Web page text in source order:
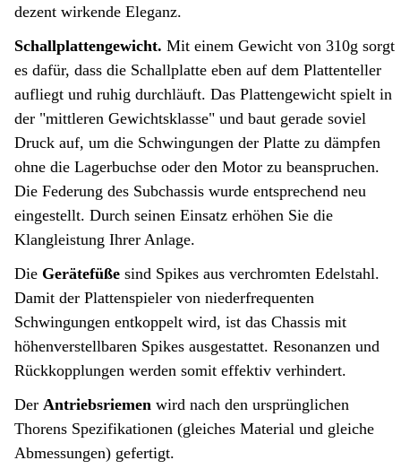
dezent wirkende Eleganz.
Schallplattengewicht. Mit einem Gewicht von 310g sorgt
es dafür, dass die Schallplatte eben auf dem Plattenteller
aufliegt und ruhig durchläuft. Das Plattengewicht spielt in
der "mittleren Gewichtsklasse" und baut gerade soviel
Druck auf, um die Schwingungen der Platte zu dämpfen
ohne die Lagerbuchse oder den Motor zu beanspruchen.
Die Federung des Subchassis wurde entsprechend neu
eingestellt. Durch seinen Einsatz erhöhen Sie die
Klangleistung Ihrer Anlage.
Die Gerätefüße sind Spikes aus verchromten Edelstahl.
Damit der Plattenspieler von niederfrequenten
Schwingungen entkoppelt wird, ist das Chassis mit
höhenverstellbaren Spikes ausgestattet. Resonanzen und
Rückkopplungen werden somit effektiv verhindert.
Der Antriebsriemen wird nach den ursprünglichen
Thorens Spezifikationen (gleiches Material und gleiche
Abmessungen) gefertigt.